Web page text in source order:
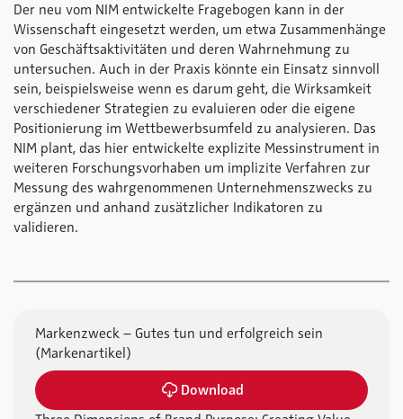
Markenzweck – Gutes tun und erfolgreich sein
(Markenartikel)
Download
Der neu vom NIM entwickelte Fragebogen kann in der
Wissenschaft eingesetzt werden, um etwa Zusammenhänge
von Geschäftsaktivitäten und deren Wahrnehmung zu
untersuchen. Auch in der Praxis könnte ein Einsatz sinnvoll
sein, beispielsweise wenn es darum geht, die Wirksamkeit
verschiedener Strategien zu evaluieren oder die eigene
Positionierung im Wettbewerbsumfeld zu analysieren. Das
NIM plant, das hier entwickelte explizite Messinstrument in
weiteren Forschungsvorhaben um implizite Verfahren zur
Messung des wahrgenommenen Unternehmenszwecks zu
ergänzen und anhand zusätzlicher Indikatoren zu
validieren.